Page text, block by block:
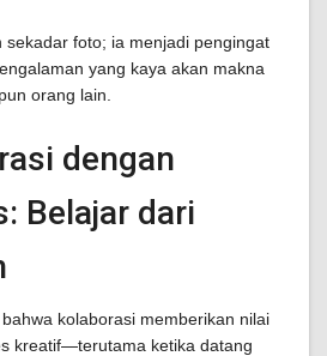
sekadar foto; ia menjadi pengingat
yang kaya akan makna
orang lain.
dengan
Belajar dari
kolaborasi memberikan nilai
kreatif—terutama ketika datang